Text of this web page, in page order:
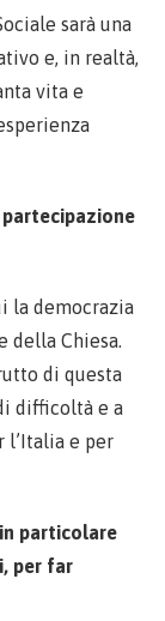
sarà una
e, in realtà,
vita e
la democrazia
della Chiesa.
di questa
difficoltà e a
l’Italia e per
particolare
per far